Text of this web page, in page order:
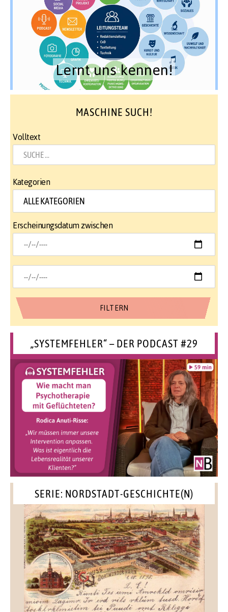
Lernt uns kennen!
MASCHINE SUCH!
Volltext
Kategorien
Erscheinungsdatum zwischen
„SYSTEMFEHLER“ – DER PODCAST #29
SERIE: NORDSTADT-GESCHICHTE(N)